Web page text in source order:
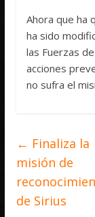
Ahora que ha
ha sido
las Fuerzas
acciones
no sufra el
← Finaliza la
misión de
de Sirius